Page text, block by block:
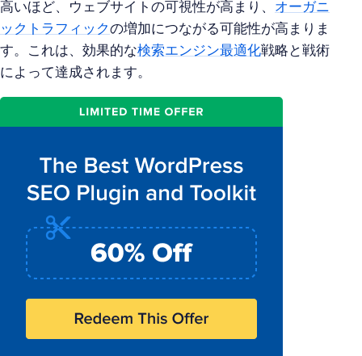
高いほど、ウェブサイトの可視性が高まり、 オーガニ
ックトラフィックの増加につながる可能性が高まりま
す。これは、効果的な検索エンジン最適化戦略と戦術
によって達成されます。